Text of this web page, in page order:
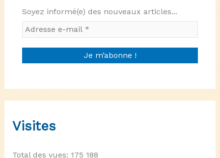
Soyez informé(e) des nouveaux articles...
Visites
Total des vues: 175 188